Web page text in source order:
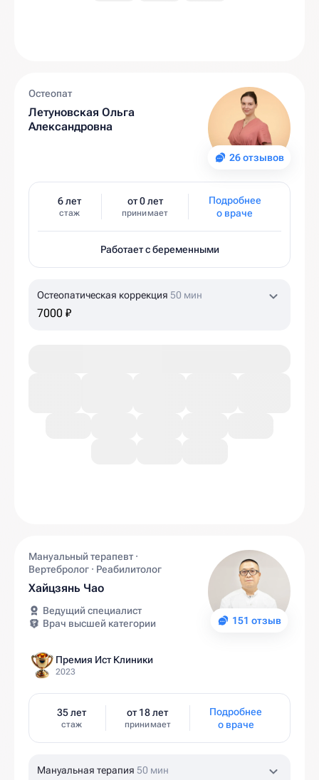
26 отзывов
Остеопат
Летуновская Ольга
Александровна
6 лет
стаж
от 0 лет
принимает
Подробнее
о враче
Работает с беременными
Остеопатическая коррекция 50 мин
7000 ₽
151 отзыв
Мануальный терапевт ·
Вертебролог · Реабилитолог
Хайцзянь Чао
Ведущий специалист
Врач высшей категории
Премия Ист Клиники
2023
35 лет
стаж
от 18 лет
принимает
Подробнее
о враче
Мануальная терапия 50 мин